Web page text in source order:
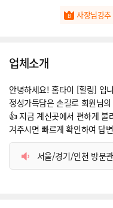
사장님강
업체소개
안녕하세요! 홈타이 [힐링] 입
정성가득담은 손길로 회원님
👍 지금 계신곳에서 편하게
겨주시면 빠르게 확인하여 답
서울/경기/인천 방문